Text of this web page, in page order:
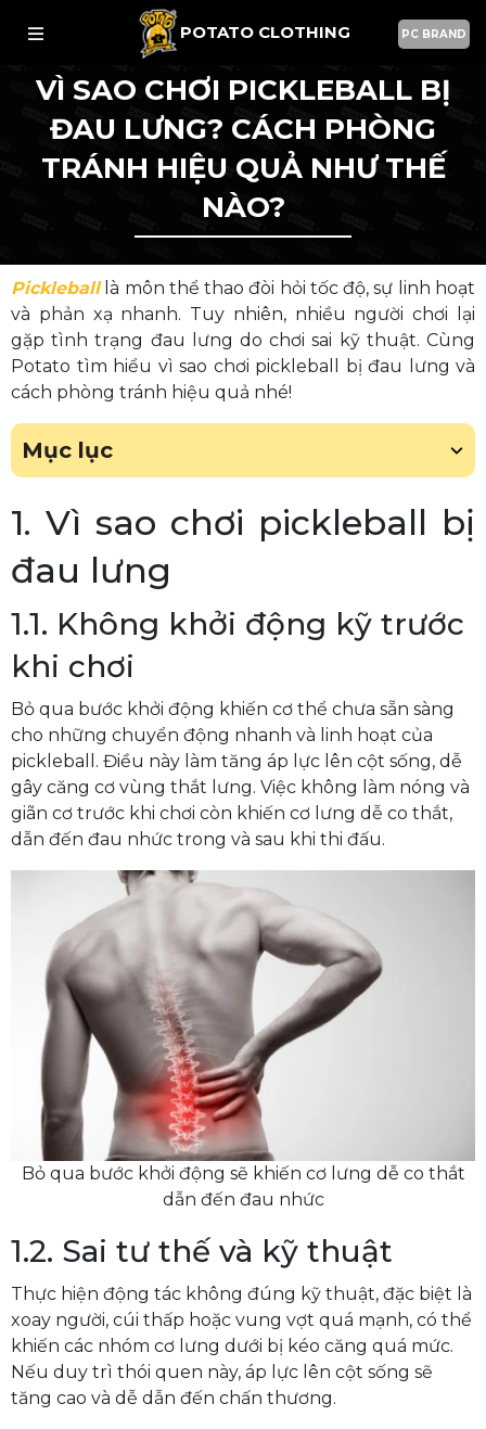
POTATO CLOTHING PC BRAND
VÌ SAO CHƠI PICKLEBALL BỊ
ĐAU LƯNG? CÁCH PHÒNG
TRÁNH HIỆU QUẢ NHƯ THẾ
NÀO?
Pickleballlà môn thể thao đòi hỏi tốc độ, sự linh hoạt
và phản xạ nhanh. Tuy nhiên, nhiều người chơi lại
gặp tình trạng đau lưng do chơi sai kỹ thuật. Cùng
Potato tìm hiểu vì sao chơi pickleball bị đau lưng và
cách phòng tránh hiệu quả nhé!
Mục lục
1. Vì sao chơi pickleball bị
đau lưng
1.1. Không khởi động kỹ trước
khi chơi
Bỏ qua bước khởi động khiến cơ thể chưa sẵn sàng
cho những chuyển động nhanh và linh hoạt của
pickleball. Điều này làm tăng áp lực lên cột sống, dễ
gây căng cơ vùng thắt lưng. Việc không làm nóng và
giãn cơ trước khi chơi còn khiến cơ lưng dễ co thắt,
dẫn đến đau nhức trong và sau khi thi đấu.
Bỏ qua bước khởi động sẽ khiến cơ lưng dễ co thắt
dẫn đến đau nhức
1.2. Sai tư thế và kỹ thuật
Thực hiện động tác không đúng kỹ thuật, đặc biệt là
xoay người, cúi thấp hoặc vung vợt quá mạnh, có thể
khiến các nhóm cơ lưng dưới bị kéo căng quá mức.
Nếu duy trì thói quen này, áp lực lên cột sống sẽ
tăng cao và dễ dẫn đến chấn thương.